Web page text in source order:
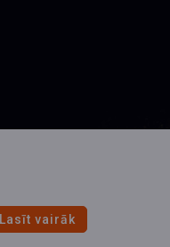
Lasīt vairāk